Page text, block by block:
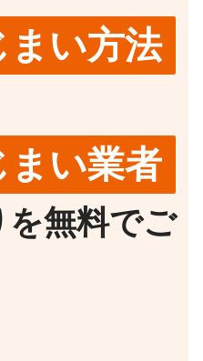
まい方法
い業者
無料でご